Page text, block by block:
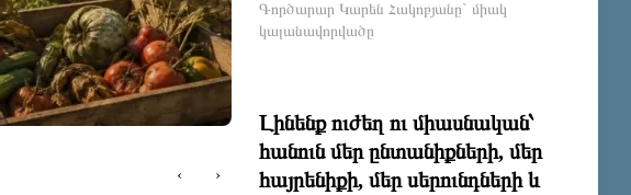
‹ ›
Գործարար Կարեն Հակոբյանը` միակ
կալանավորվածը
Լինենք ուժեղ ու միասնական՝
հանուն մեր ընտանիքների, մեր
հայրենիքի, մեր սերունդների և